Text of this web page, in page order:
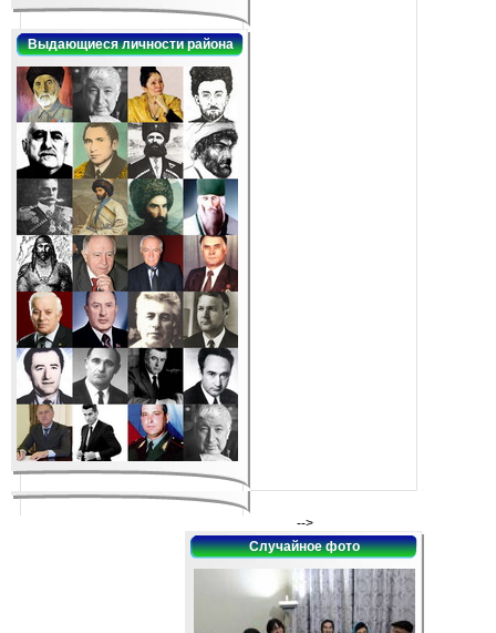
Выдающиеся личности района
-->
Случайное фото